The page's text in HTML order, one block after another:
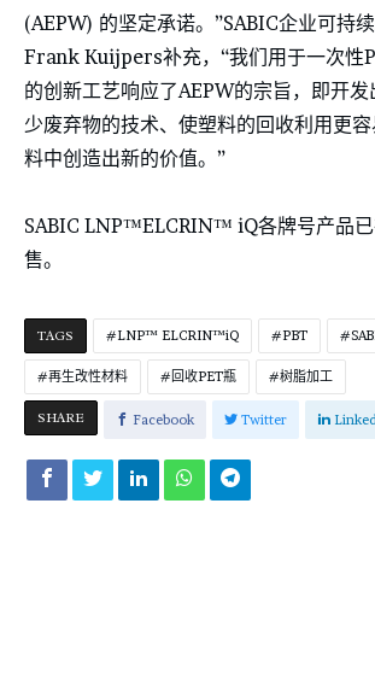
(AEPW) 的坚定承诺。”SABIC企业可持
Frank Kuijpers补充，“我们用于一次性
的创新工艺响应了AEPW的宗旨，即开
少废弃物的技术、使塑料的回收利用更
料中创造出新的价值。”
SABIC LNP™ELCRIN™ iQ各牌号产品
售。
TAGS LNP™ ELCRIN™iQ PBT
再生改性材料 回收PET瓶 树脂加工
SHARE Facebook Twitter